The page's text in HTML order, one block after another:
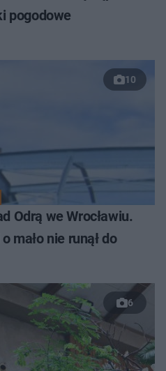
pogodowe
10
Odrą we Wrocławiu.
mało nie runął do
6